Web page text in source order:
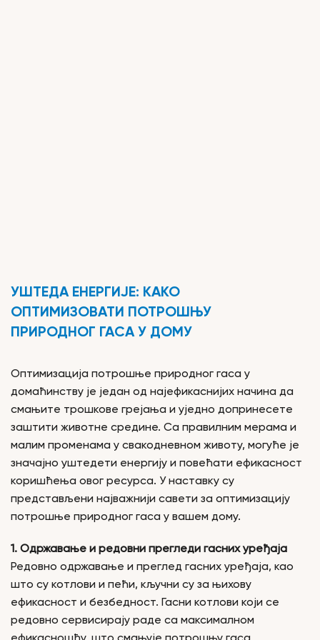
УШТЕДА ЕНЕРГИЈЕ: КАКО
ОПТИМИЗОВАТИ ПОТРОШЊУ
ПРИРОДНОГ ГАСА У ДОМУ
Оптимизација потрошње природног гаса у
домаћинству је један од најефикаснијих начина да
смањите трошкове грејања и уједно допринесете
заштити животне средине. Са правилним мерама и
малим променама у свакодневном животу, могуће је
значајно уштедети енергију и повећати ефикасност
коришћења овог ресурса. У наставку су
представљени најважнији савети за оптимизацију
потрошње природног гаса у вашем дому.
1. Одржавање и редовни прегледи гасних уређаја
Редовно одржавање и преглед гасних уређаја, као
што су котлови и пећи, кључни су за њихову
ефикасност и безбедност. Гасни котлови који се
редовно сервисирају раде са максималном